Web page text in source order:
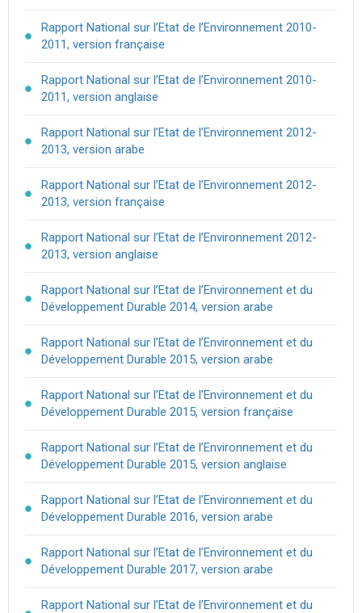
Rapport National sur l’Etat de l’Environnement 2010-
2011, version française
Rapport National sur l’Etat de l’Environnement 2010-
2011, version anglaise
Rapport National sur l’Etat de l’Environnement 2012-
2013, version arabe
Rapport National sur l’Etat de l’Environnement 2012-
2013, version française
Rapport National sur l’Etat de l’Environnement 2012-
2013, version anglaise
Rapport National sur l’Etat de l’Environnement et du
Développement Durable 2014, version arabe
Rapport National sur l’Etat de l’Environnement et du
Développement Durable 2015, version arabe
Rapport National sur l’Etat de l’Environnement et du
Développement Durable 2015, version française
Rapport National sur l’Etat de l’Environnement et du
Développement Durable 2015, version anglaise
Rapport National sur l’Etat de l’Environnement et du
Développement Durable 2016, version arabe
Rapport National sur l’Etat de l’Environnement et du
Développement Durable 2017, version arabe
Rapport National sur l’Etat de l’Environnement et du